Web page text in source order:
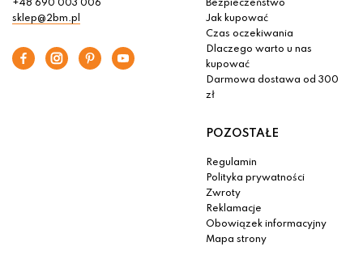
+48 690 003 006
sklep@2bm.pl
Bezpieczeństwo
Jak kupować
Czas oczekiwania
Dlaczego warto u nas
kupować
Darmowa dostawa od 300
zł
POZOSTAŁE
Regulamin
Polityka prywatności
Zwroty
Reklamacje
Obowiązek informacyjny
Mapa strony